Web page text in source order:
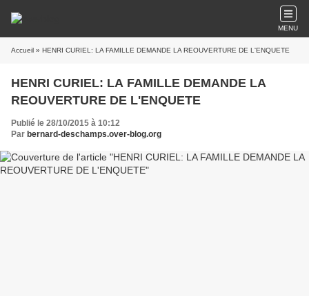
MENU
Accueil » HENRI CURIEL: LA FAMILLE DEMANDE LA REOUVERTURE DE L'ENQUETE
HENRI CURIEL: LA FAMILLE DEMANDE LA
REOUVERTURE DE L'ENQUETE
Publié le 28/10/2015 à 10:12
Par bernard-deschamps.over-blog.org